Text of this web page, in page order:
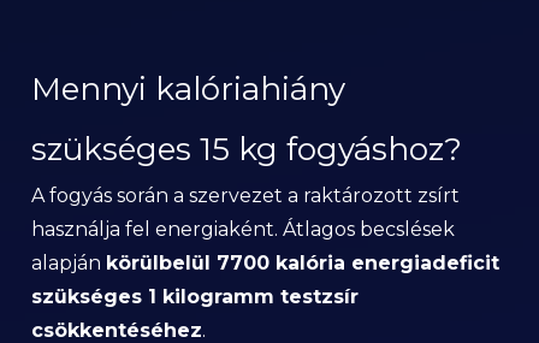
Mennyi kalóriahiány
szükséges 15 kg fogyáshoz?
A fogyás során a szervezet a raktározott zsírt
használja fel energiaként. Átlagos becslések
alapján körülbelül 7700 kalória energiadeficit
szükséges 1 kilogramm testzsír
csökkentéséhez.